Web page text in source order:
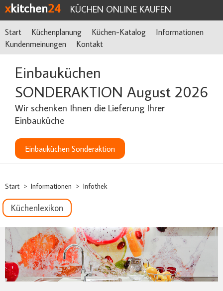
xkitchen24 KÜCHEN ONLINE KAUFEN
Start Küchenplanung Küchen-Katalog
Informationen
Kundenmeinungen
Kontakt
Einbauküchen
SONDERAKTION August 2026
Wir schenken Ihnen die Lieferung Ihrer
Einbauküche
Einbauküchen Sonderaktion
Start > Informationen > Infothek
Küchenlexikon